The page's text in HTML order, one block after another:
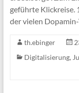
geführte Klickreise.
der vielen
th.ebinger
Digitalisierung,